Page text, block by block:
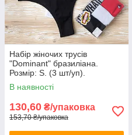
Набір жіночих трусів
"Dominant" бразиліана.
Розмір: S. (3 шт/уп).
Туреччина. (39150-1)
В наявності
130,60 ₴/упаковка
153,70 ₴/упаковка